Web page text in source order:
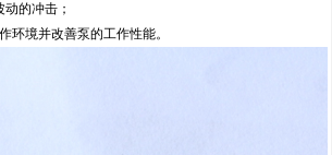
的冲击；
环境并改善泵的工作性能。